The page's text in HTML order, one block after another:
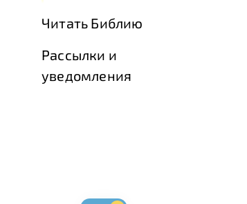
Читать Библию
Рассылки и
уведомления